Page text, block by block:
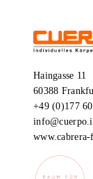
Haingasse 11
60388
+49 (0)177
www.cabrera-